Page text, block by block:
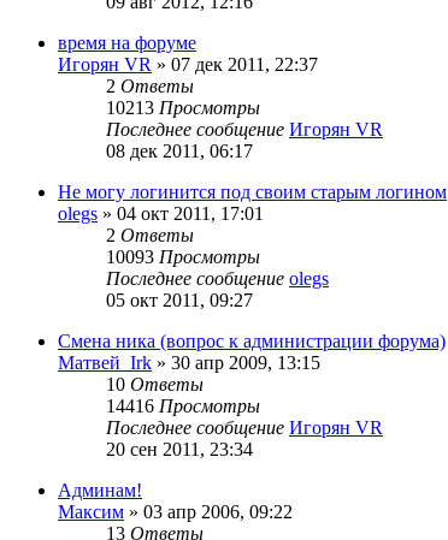
время на форуме
Игорян VR » 07 дек 2011, 22:37
2 Ответы
10213 Просмотры
Последнее сообщение Игорян VR
08 дек 2011, 06:17
Не могу логинится под своим старым логином
olegs » 04 окт 2011, 17:01
2 Ответы
10093 Просмотры
Последнее сообщение olegs
05 окт 2011, 09:27
Смена ника (вопрос к администрации форума)
Матвей_Irk » 30 апр 2009, 13:15
10 Ответы
14416 Просмотры
Последнее сообщение Игорян VR
20 сен 2011, 23:34
Админам!
Максим » 03 апр 2006, 09:22
13 Ответы